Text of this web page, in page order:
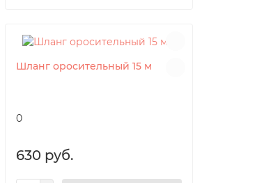
Шланг оросительный 15 м
0
630 руб.